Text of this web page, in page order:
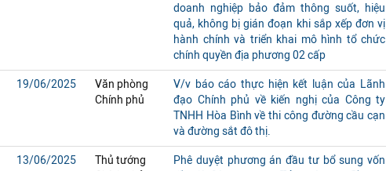
doanh nghiệp bảo đảm thông suốt, hiệu
quả, không bị gián đoạn khi sắp xếp đơn vị
hành chính và triển khai mô hình tổ chức
chính quyền địa phương 02 cấp
19/06/2025
Văn phòng
Chính phủ
V/v báo cáo thực hiện kết luận của Lãnh
đạo Chính phủ về kiến nghị của Công ty
TNHH Hòa Bình về thi công đường cầu cạn
và đường sắt đô thị.
13/06/2025
Thủ tướng
Phê duyệt phương án đầu tư bổ sung vốn